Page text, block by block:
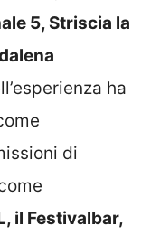
5, Striscia la
ha
di
il Festivalbar,